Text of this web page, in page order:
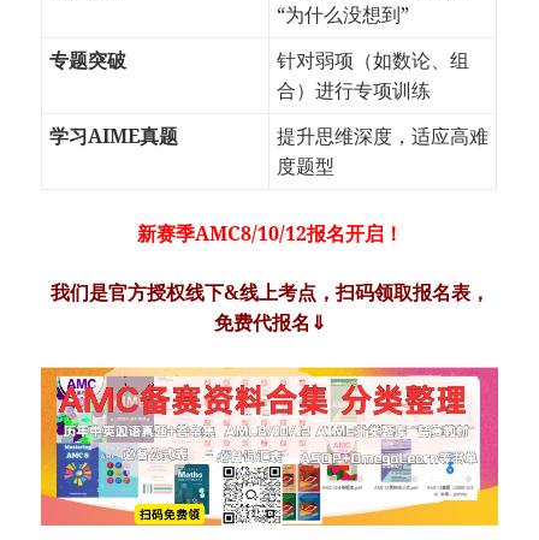
“为什么没想到”
专题突破
针对弱项（如数论、组
合）进行专项训练
学习AIME真题
提升思维深度，适应高难
度题型
新赛季AMC8/10/12报名开启！
我们是官方授权线下&线上考点，扫码领取报名表，
免费代报名⇓